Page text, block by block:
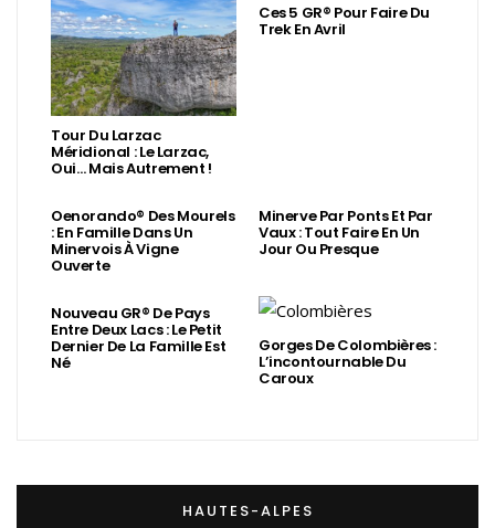
Tour Du Larzac
Méridional : Le Larzac,
Oui… Mais Autrement !
Ces 5 GR® Pour Faire Du
Trek En Avril
Oenorando® Des Mourels
: En Famille Dans Un
Minervois À Vigne
Ouverte
Minerve Par Ponts Et Par
Vaux : Tout Faire En Un
Jour Ou Presque
Nouveau GR® De Pays
Entre Deux Lacs : Le Petit
Dernier De La Famille Est
Né
Gorges De Colombières :
L’incontournable Du
Caroux
HAUTES-ALPES